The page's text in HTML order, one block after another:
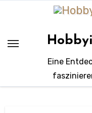
Eine